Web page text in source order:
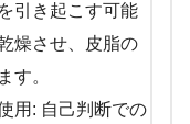
引き起こす可能
燥させ、皮脂の
す。
用: 自己判断での